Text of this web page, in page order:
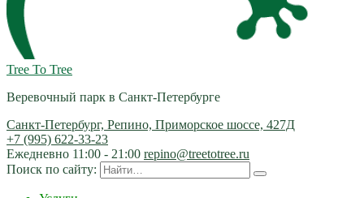
Tree To Tree
Веревочный парк в Санкт-Петербурге
Санкт-Петербург, Репино, Приморское шоссе, 427Д
+7 (995) 622-33-23
Ежедневно 11:00 - 21:00 repino@treetotree.ru
Поиск по сайту: